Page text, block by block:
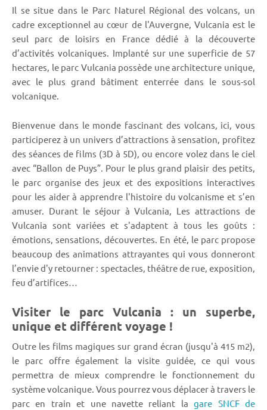
Il se situe dans le Parc Naturel Régional des volcans, un
cadre exceptionnel au cœur de l'Auvergne, Vulcania est le
seul parc de loisirs en France dédié à la découverte
d’activités volcaniques. Implanté sur une superficie de 57
hectares, le parc Vulcania possède une architecture unique,
avec le plus grand bâtiment enterrée dans le sous-sol
volcanique.
Bienvenue dans le monde fascinant des volcans, ici, vous
participerez à un univers d’attractions à sensation, profitez
des séances de films (3D à 5D), ou encore volez dans le ciel
avec “Ballon de Puys”. Pour le plus grand plaisir des petits,
le parc organise des jeux et des expositions interactives
pour les aider à apprendre l'histoire du volcanisme et s’en
amuser. Durant le séjour à Vulcania, Les attractions de
Vulcania sont variées et s'adaptent à tous les goûts :
émotions, sensations, découvertes. En été, le parc propose
beaucoup des animations attrayantes qui vous donneront
l’envie d'y retourner : spectacles, théâtre de rue, exposition,
feu d’artifices…
Visiter le parc Vulcania : un superbe,
unique et différent voyage !
Outre les films magiques sur grand écran (jusqu'à 415 m2),
le parc offre également la visite guidée, ce qui vous
permettra de mieux comprendre le fonctionnement du
système volcanique. Vous pourrez vous déplacer à travers le
parc en train et une navette reliant lagare SNCF de